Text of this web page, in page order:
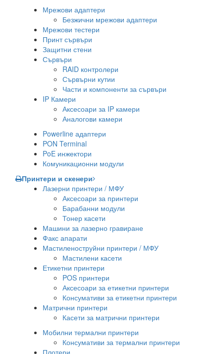
Мрежови адаптери
Безжични мрежови адаптери
Мрежови тестери
Принт сървъри
Защитни стени
Сървъри
RAID контролери
Сървърни кутии
Части и компоненти за сървъри
IP Камери
Аксесоари за IP камери
Аналогови камери
Powerline адаптери
PON Terminal
PoE инжектори
Комуникационни модули
Принтери и скенери
Лазерни принтери / МФУ
Аксесоари за принтери
Барабанни модули
Тонер касети
Машини за лазерно гравиране
Факс апарати
Мастиленоструйни принтери / МФУ
Мастилени касети
Етикетни принтери
POS принтери
Аксесоари за етикетни принтери
Консумативи за етикетни принтери
Матрични принтери
Касети за матрични принтери
Мобилни термални принтери
Консумативи за термални принтери
Плотери